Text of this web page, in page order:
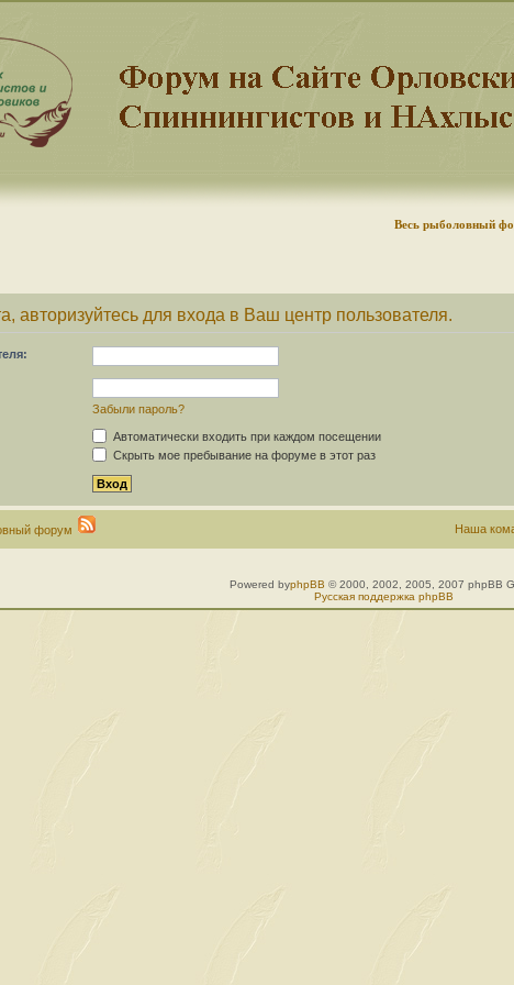
Весь рыболовный
авторизуйтесь для входа в Ваш центр пользователя.
Забыли пароль?
Автоматически входить при каждом посещении
Скрыть мое пребывание на форуме в этот раз
форум Наша
Powered byphpBB © 2000, 2002, 2005, 2007 phpBB
Русская поддержка phpBB